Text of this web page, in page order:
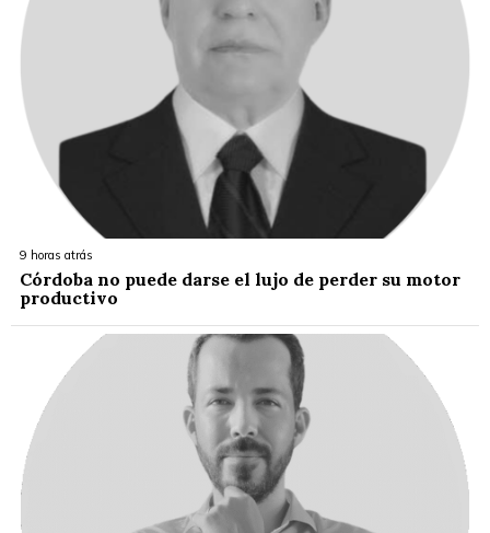
9 horas atrás
Córdoba no puede darse el lujo de perder su motor
productivo